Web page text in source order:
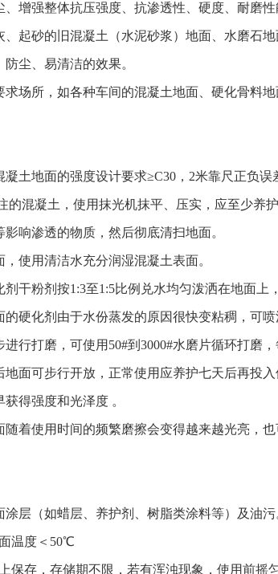
强整体抗压强度、抗渗透性、硬度、耐磨性
起砂的旧混凝土（水泥砂浆）地面、水磨石
尘、易清洁的效果。
场所，如各种车间的混凝土地面、硬化骨料
地面的强度设计要求≥C30，2米靠尺正负误
混凝土，使用抹光机抹平、压实，应至少养
响渗透的物质，然后彻底清扫地面。
使用清洁水充分润湿混凝土表面。
粉剂按1:3至1:5比例兑水均匀泼洒在地面上
化剂由于水份蒸发的原因很快变粘稠，可喷
打磨，可使用50#到3000#水磨片循环打磨，
面可步行开放，正常使用应养护七天后再投
得强度和光泽度 。
使用时间的频繁磨擦会变得越来越光亮，也
（如蜡层、养护剂、树脂类涂料等）及油污
温度＜50℃
存，存储期不限，若有浑浊现象，使用前摇匀